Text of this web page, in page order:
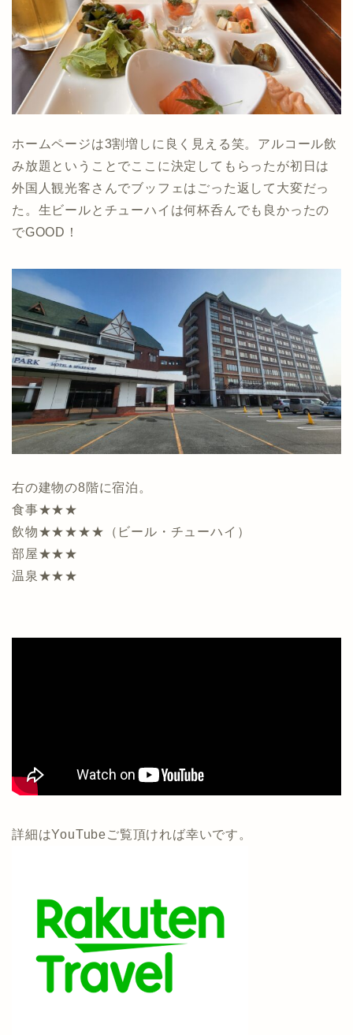
ホームページは3割増しに良く見える笑。アルコール飲
み放題ということでここに決定してもらったが初日は
外国人観光客さんでブッフェはごった返して大変だっ
た。生ビールとチューハイは何杯呑んでも良かったの
でGOOD！
右の建物の8階に宿泊。
食事★★★
飲物★★★★★（ビール・チューハイ）
部屋★★★
温泉★★★
詳細はYouTubeご覧頂ければ幸いです。